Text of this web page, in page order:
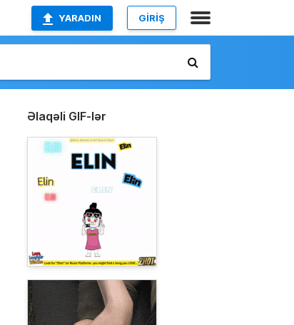
YARADIN GİRİŞ
Əlaqəli GIF-lər